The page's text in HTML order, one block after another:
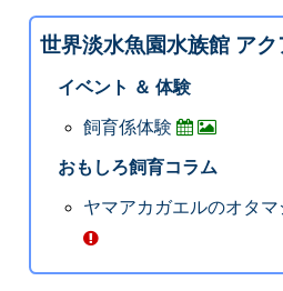
世界淡水魚園水族館 ア
イベント ＆ 体験
飼育係体験
おもしろ飼育コラム
ヤマアカガエルのオタマ